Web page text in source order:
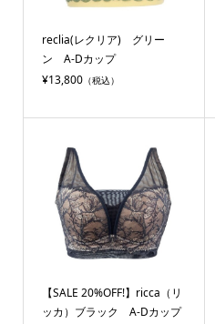
reclia(レクリア) グリー
ン A-Dカップ
¥13,800（税込）
【SALE 20%OFF!】ricca（リ
ッカ）ブラック A-Dカップ